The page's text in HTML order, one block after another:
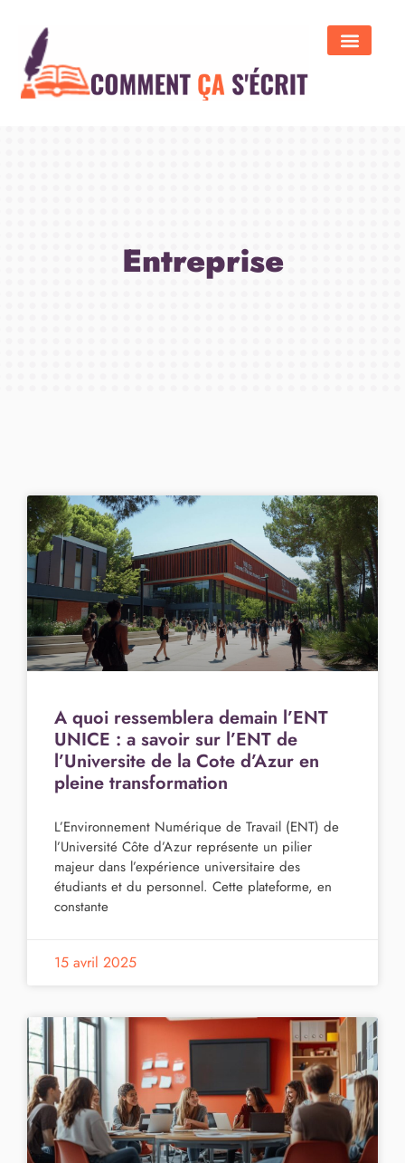
Entreprise
A quoi ressemblera demain l’ENT
UNICE : a savoir sur l’ENT de
l’Universite de la Cote d’Azur en
pleine transformation
L’Environnement Numérique de Travail (ENT) de
l’Université Côte d’Azur représente un pilier
majeur dans l’expérience universitaire des
étudiants et du personnel. Cette plateforme, en
constante
15 avril 2025